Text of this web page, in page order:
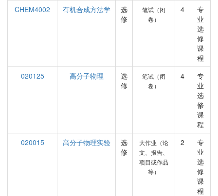
CHEM4002
有机合成方法学
选
修
笔试（闭
卷）
4
专
业
选
修
课
程
020125
高分子物理
选
修
笔试（闭
卷）
4
专
业
选
修
课
程
020015
高分子物理实验
选
修
大作业（论
文、报告、
项目或作品
等）
2
专
业
选
修
课
程